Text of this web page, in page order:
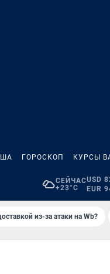
ГОРОСКОП КУРСЫ
СЕЙЧАС
+23°C
USD
EUR
из-за атаки на Wb?